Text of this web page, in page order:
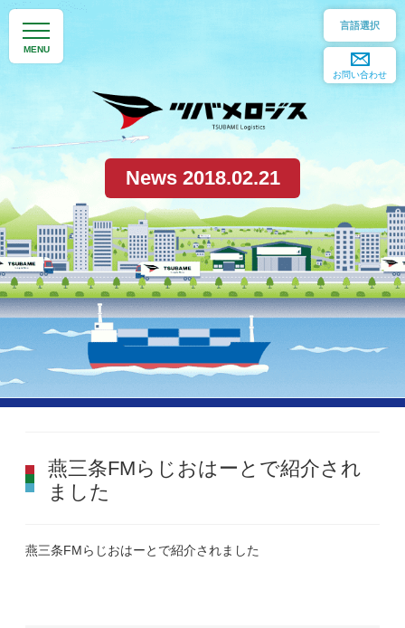
News 2018.02.21
日本語
お問い合わせ
燕三条FMらじおはーとで紹介され
ました
燕三条FMらじおはーとで紹介されました